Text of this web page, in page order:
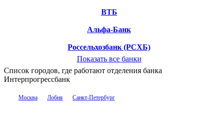
ВТБ
Альфа-Банк
Россельхозбанк (РСХБ)
Показать все банки
Список городов, где работают отделения банка
Интерпрогрессбанк
Москва Лобня Санкт-Петербург